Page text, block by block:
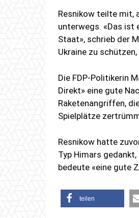
Resnikow teilte mit,
unterwegs. «Das ist
Staat», schrieb der
Ukraine zu
Die FDP-Politikerin
Direkt» eine gute
Raketenangriffen,
Spielplätze
Resnikow hatte
Typ Himars
bedeute «eine gute
teilen